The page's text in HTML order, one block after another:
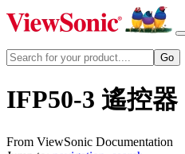
IFP50-3 遙控器
From ViewSonic Documentation